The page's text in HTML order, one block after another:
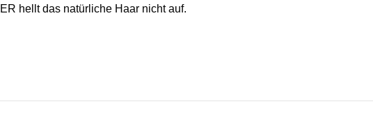
hellt das natürliche Haar nicht auf.